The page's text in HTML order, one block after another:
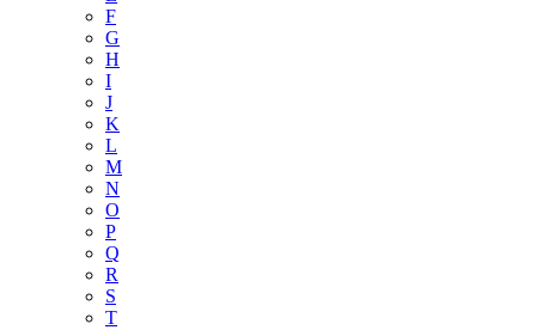
F
G
H
I
J
K
L
M
N
O
P
Q
R
S
T